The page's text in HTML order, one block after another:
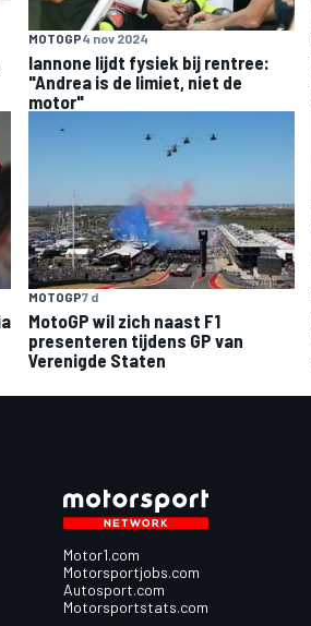
MOTOGP4 nov 2024
Iannone lijdt fysiek bij rentree:
"Andrea is de limiet, niet de
motor"
MOTOGP7 d
MotoGP wil zich naast F1
presenteren tijdens GP van
Verenigde Staten
Motor1.com
Motorsportjobs.com
Autosport.com
Motorsportstats.com